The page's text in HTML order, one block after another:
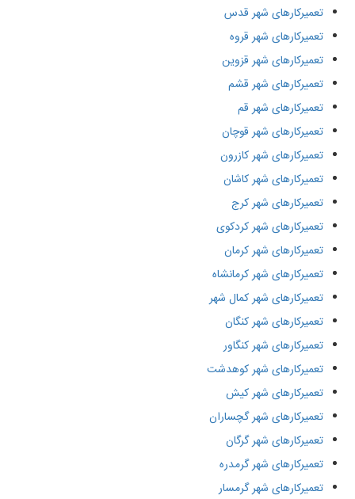
تعمیرکارهای شهر قدس
تعمیرکارهای شهر قروه
تعمیرکارهای شهر قزوین
تعمیرکارهای شهر قشم
تعمیرکارهای شهر قم
تعمیرکارهای شهر قوچان
تعمیرکارهای شهر کازرون
تعمیرکارهای شهر کاشان
تعمیرکارهای شهر کرج
تعمیرکارهای شهر کردکوی
تعمیرکارهای شهر کرمان
تعمیرکارهای شهر کرمانشاه
تعمیرکارهای شهر کمال شهر
تعمیرکارهای شهر کنگان
تعمیرکارهای شهر کنگاور
تعمیرکارهای شهر کوهدشت
تعمیرکارهای شهر کیش
تعمیرکارهای شهر گچساران
تعمیرکارهای شهر گرگان
تعمیرکارهای شهر گرمدره
تعمیرکارهای شهر گرمسار